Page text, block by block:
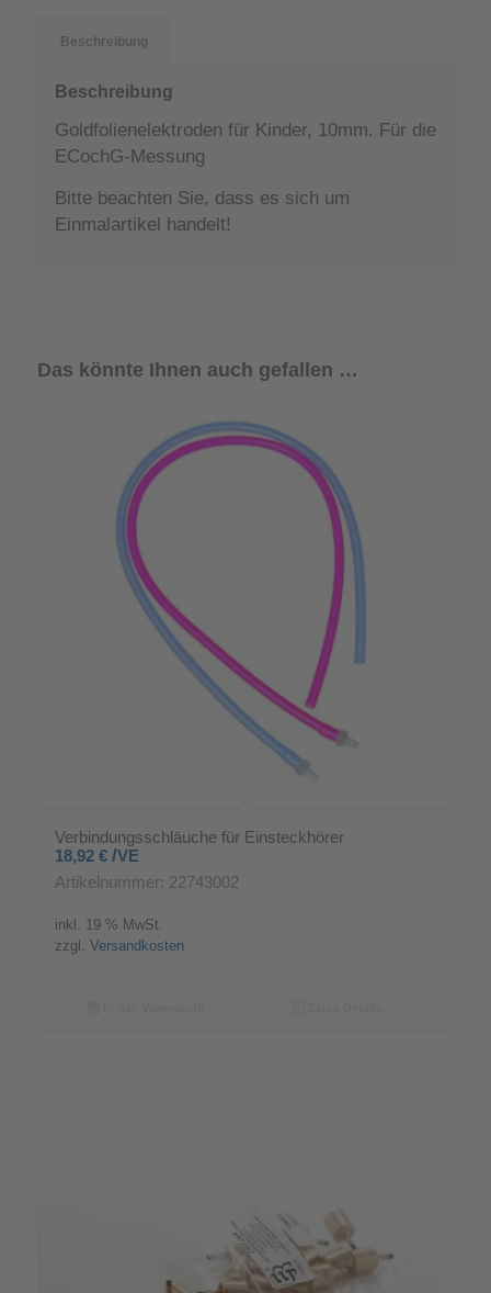
Beschreibung
Beschreibung
Goldfolienelektroden für Kinder, 10mm. Für die
ECochG-Messung
Bitte beachten Sie, dass es sich um
Einmalartikel handelt!
Das könnte Ihnen auch gefallen …
Verbindungsschläuche für Einsteckhörer
18,92 € /VE
Artikelnummer: 22743002
inkl. 19 % MwSt.
zzgl. Versandkosten